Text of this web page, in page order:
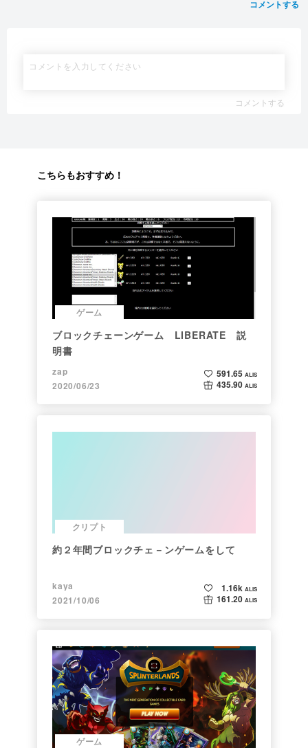
コメントする
コメントする
こちらもおすすめ！
ゲーム
ブロックチェーンゲーム LIBERATE 説
明書
zap
2020/06/23
591.65 ALIS
435.90 ALIS
クリプト
約２年間ブロックチェ－ンゲームをして
kaya
2021/10/06
1.16k ALIS
161.20 ALIS
ゲーム